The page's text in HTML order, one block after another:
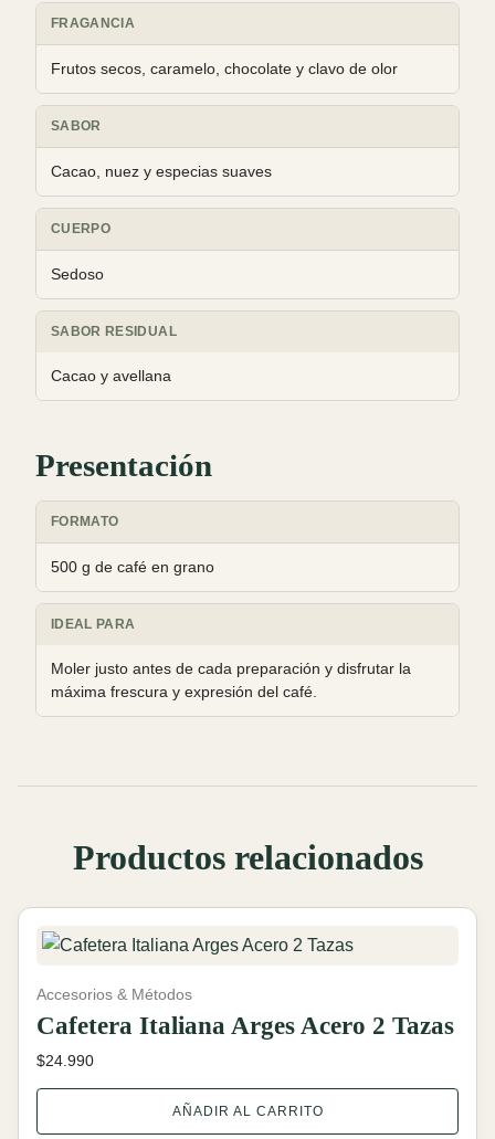
FRAGANCIA
Frutos secos, caramelo, chocolate y clavo de olor
SABOR
Cacao, nuez y especias suaves
CUERPO
Sedoso
SABOR RESIDUAL
Cacao y avellana
Presentación
FORMATO
500 g de café en grano
IDEAL PARA
Moler justo antes de cada preparación y disfrutar la
máxima frescura y expresión del café.
Productos relacionados
Accesorios & Métodos
Cafetera Italiana Arges Acero 2 Tazas
$24.990
AÑADIR AL CARRITO